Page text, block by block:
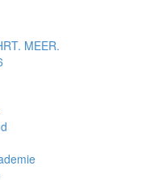
MEER.